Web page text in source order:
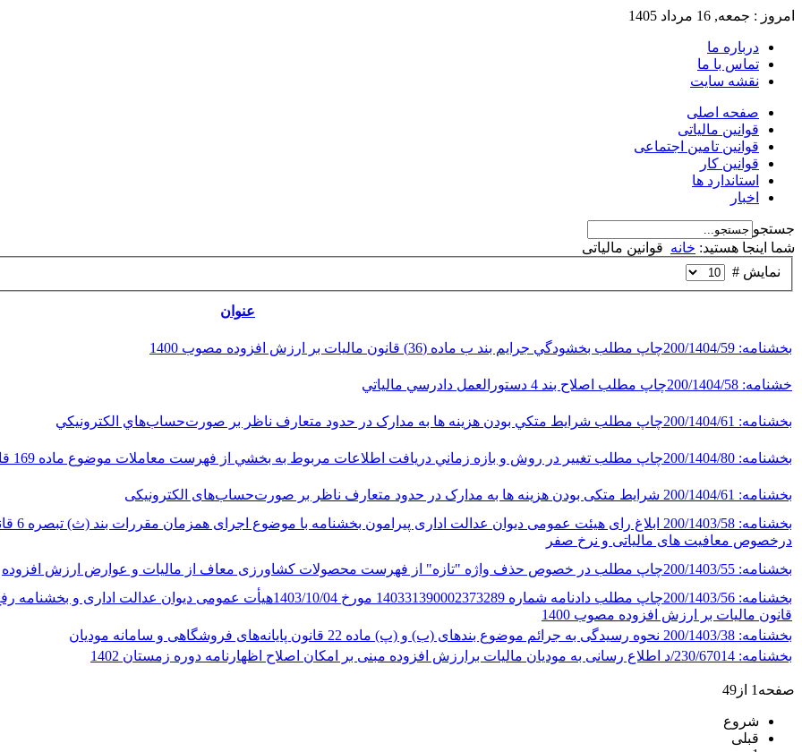
امروز : جمعه, 16 مرداد 1405
درباره ما
تماس با ما
نقشه سایت
صفحه اصلی
قوانین مالیاتی
قوانین تامین اجتماعی
قوانین کار
استاندارد ها
اخبار
جستجو
شما اینجا هستید: خانه قوانین مالیاتی
نمایش #
عنوان
بخشنامه: 200/1404/59چاپ مطلب بخشودگي جرايم بند ب ماده (36) قانون ماليات بر ارزش افزوده مصوب 1400
خشنامه: 200/1404/58چاپ مطلب اصلاح بند 4 دستورالعمل دادرسي مالياتي
بخشنامه: 200/1404/61چاپ مطلب شرايط متکي بودن هزينه ها به مدارک در حدود متعارف ناظر بر صورت‌حساب‌هاي الکترونيکي
بخشنامه: 200/1404/80چاپ مطلب تغيير در روش و بازه زماني دريافت اطلاعات مربوط به بخشي از فهرست معاملات موضوع ماده 169 قانون ماليات‌ هاي مستقيم
بخشنامه: 200/1404/61 شرایط متکی بودن هزینه ها به مدارک در حدود متعارف ناظر بر صورت‌حساب‌های الکترونیکی
درخصوص معافیت های مالیاتی و نرخ صفر
بخشنامه: 200/1403/55چاپ مطلب در خصوص حذف واژه "تازه" از فهرست‌ محصولات کشاورزی معاف از مالیات و عوارض ارزش افزوده
قانون مالیات بر ارزش افزوده مصوب 1400
بخشنامه: 200/1403/38 نحوه رسیدگی به جرائم موضوع بندهای (ب) و (پ) ماده 22 قانون پایانه‌های فروشگاهی و سامانه مودیان
بخشنامه: 230/67014/د اطلاع رسانی به مودیان مالیات برارزش افزوده مبنی بر امکان اصلاح اظهارنامه دوره زمستان 1402
صفحه1 از49
شروع
قبلی